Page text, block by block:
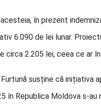
în prezent
6.090 de lei lunar.
circa 2.205 lei, ceea ce ar
susține că inițiativa
în Republica Moldova s-